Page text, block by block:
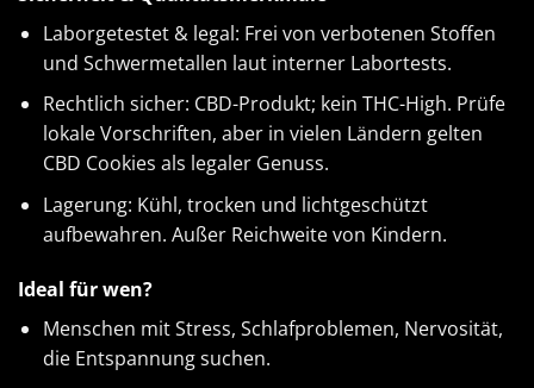
Laborgetestet & legal: Frei von verbotenen Stoffen
und Schwermetallen laut interner Labortests.
Rechtlich sicher: CBD-Produkt; kein THC-High. Prüfe
lokale Vorschriften, aber in vielen Ländern gelten
CBD Cookies als legaler Genuss.
Lagerung: Kühl, trocken und lichtgeschützt
aufbewahren. Außer Reichweite von Kindern.
Ideal für wen?
Menschen mit Stress, Schlafproblemen, Nervosität,
die Entspannung suchen.